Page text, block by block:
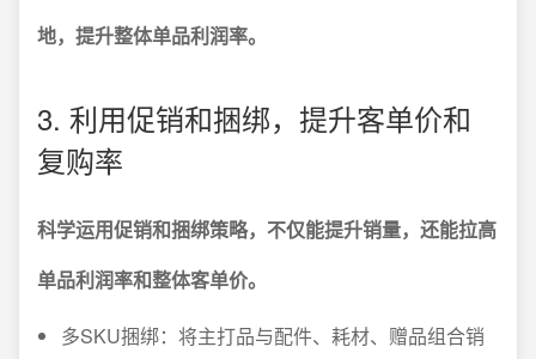
地，提升整体单品利润率。
3. 利用促销和捆绑，提升客单价和
复购率
科学运用促销和捆绑策略，不仅能提升销量，还能拉高
单品利润率和整体客单价。
多SKU捆绑：将主打品与配件、耗材、赠品组合销